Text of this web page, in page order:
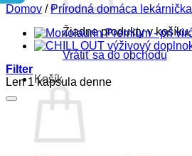
Žiadne produkty v košíku.
Vrátiť sa do obchodu
Košík
Domov / Prírodná domáca lekárnička
Filter
Len 1 kapsula denne